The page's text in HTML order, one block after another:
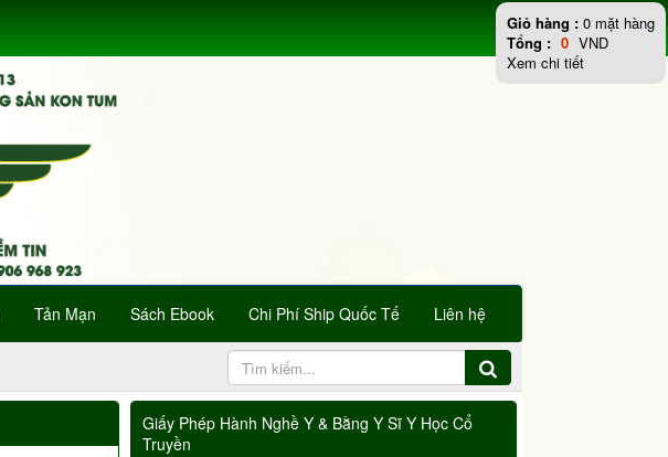
Tản Mạn Sách Ebook Chi Phí Ship Quốc Tế Liên hệ
Giấy Phép Hành Nghề Y & Bằng Y Sĩ Y Học Cổ
Truyền
Giỏ hàng : 0 mặt hàng
Tổng : 0 VND
Xem chi tiết